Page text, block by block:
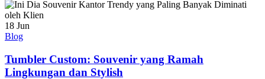
18 Jun
Blog
Tumbler Custom: Souvenir yang Ramah
Lingkungan dan Stylish